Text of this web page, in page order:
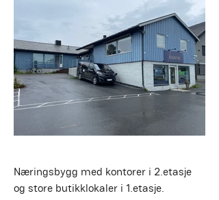
Næringsbygg med kontorer i 2.etasje
og store butikklokaler i 1.etasje.